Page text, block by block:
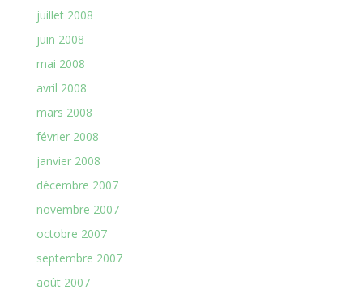
juillet 2008
juin 2008
mai 2008
avril 2008
mars 2008
février 2008
janvier 2008
décembre 2007
novembre 2007
octobre 2007
septembre 2007
août 2007